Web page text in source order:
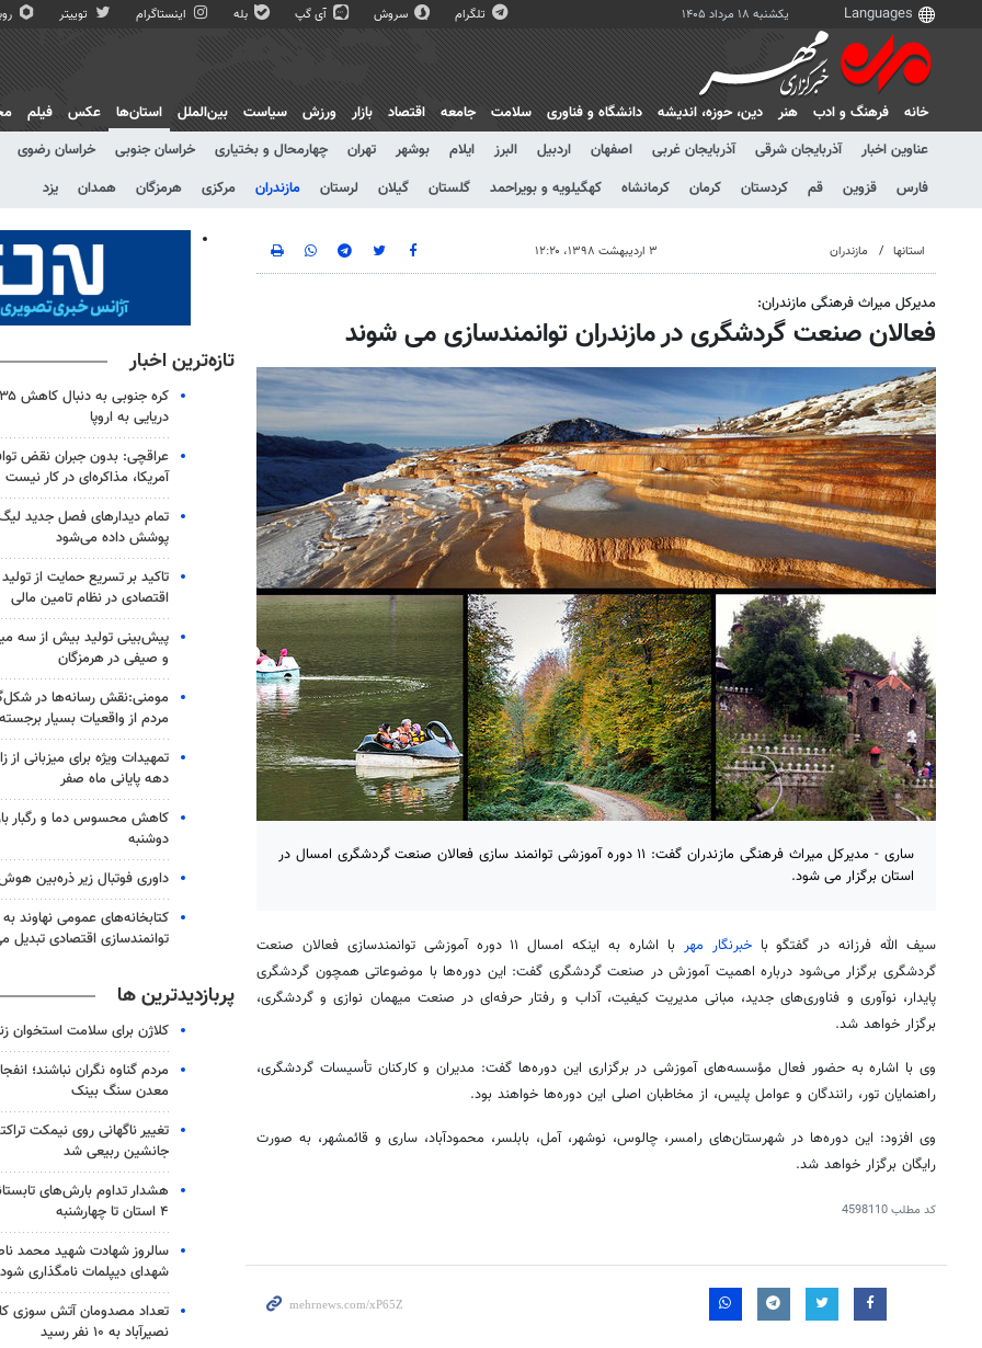
یکشنبه ۱۸ مرداد ۱۴۰۵ تلگرام سروش آی گپ بله اینستاگرام توییتر
خانه فرهنگ و ادب هنر دين، حوزه، انديشه دانشگاه و فناوری سلامت جامعه اقتصاد بازار ورزش سیاست بین‌الملل
استان‌ها
عناوین اخبار
آذربایجان شرقی آذربایجان غربی اصفهان اردبیل البرز ایلام بوشهر تهران چهارمحال و بختیاری خراسان جنوبی خراسان رضوی
فارس
قزوین قم کردستان کرمان کرمانشاه کهگیلویه و بویراحمد گلستان گیلان لرستان مازندران مرکزی هرمزگان همدان یزد
عکس فیلم
استانها مازندران ۳ اردیبهشت ۱۳۹۸، ۱۲:۲۰
مدیرکل میراث فرهنگی مازندران:
فعالان صنعت گردشگری در مازندران توانمندسازی می شوند
ساری - مدیرکل میراث فرهنگی مازندران گفت: ۱۱ دوره آموزشی توانمند سازی فعالان صنعت گردشگری امسال در
استان برگزار می شود.
سیفالله فرزانه در گفتگو با خبرنگار مهر
با اشاره به اینکه امسال ۱۱ دوره آموزشی توانمندسازی فعالان صنعت
گردشگری برگزار می‌شود درباره اهمیت آموزش در صنعت گردشگری گفت: این دوره‌ها با موضوعاتی همچون گردشگری
پایدار، نوآوری و فناوری‌های جدید، مبانی مدیریت کیفیت، آداب و رفتار حرفه‌ای در صنعت میهمان نوازی و گردشگری،
برگزار خواهد شد.
وی با اشاره به حضور فعال مؤسسه‌های آموزشی در برگزاری این دوره‌ها گفت: مدیران و کارکنان تأسیسات گردشگری،
راهنمایان تور، رانندگان و عوامل پلیس، از مخاطبان اصلی این دوره‌ها خواهند بود.
وی افزود: این دوره‌ها در شهرستان‌های رامسر، چالوس، نوشهر، آمل، بابلسر، محمودآباد، ساری و قائمشهر، به صورت
رایگان برگزار خواهد شد.
کد مطلب4598110
تازه‌ترین اخبار
دریایی به اروپا
عراقچی: بدون جبران نقض
آمریکا، مذاکره‌ای در کار نیست
پوشش داده می‌شود
تاکید بر تسریع حمایت از
اقتصادی در نظام تامین مالی
پیش‌بینی تولید بیش از سه
و صیفی در هرمزگان
مومنی:نقش رسانه‌ها در
مردم از واقعیات بسیار
تمهیدات ویژه برای میزبانی از
دهه پایانی ماه صفر
کاهش محسوس دما و رگبار
دوشنبه
داوری فوتبال زیر ذره‌بین
کتابخانه‌های عمومی نهاوند
توانمندسازی اقتصادی تبدیل
پربازدیدترین ها
کلاژن برای سلامت استخوان
مردم گناوه نگران نباشند؛
معدن سنگ بینک
تغییر ناگهانی روی نیمکت
جانشین ربیعی شد
هشدار تداوم بارش‌های
۴ استان تا چهارشنبه
سالروز شهادت شهید محمد
شهدای دیپلمات نامگذاری شود
تعداد مصدومان آتش سوزی
نصیرآباد به ۱۰ نفر رسید